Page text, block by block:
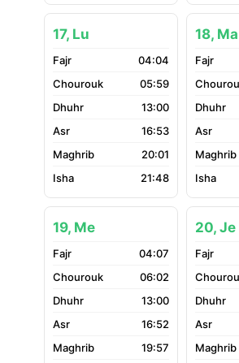
17, Lu
04:04
05:59
13:00
16:53
20:01
21:48
18, Ma
19, Me
04:07
06:02
13:00
16:52
19:57
20, Je